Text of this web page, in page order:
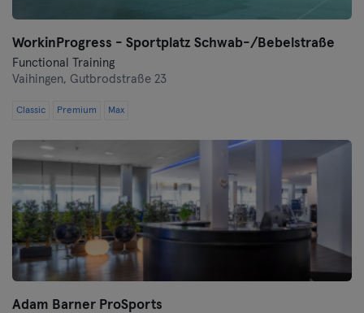
WorkinProgress - Sportplatz Schwab-/Bebelstraße
Functional Training
Vaihingen, Gutbrodstraße 23
Classic Premium Max
Adam Barner ProSports